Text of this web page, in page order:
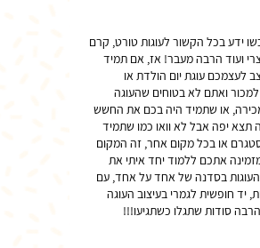
ידע בכל הקשור לעוגות טורט, קרם
ועוד הרבה מעבר! אז, אם תמיד
לעצמכם עוגת יום הולדת או
ואתם לא בטוחים שהעוגה
או שתמיד היה בכם את החשש
תצא יפה אבל לא וואו כמו שתמיד
או בכל מקום אחר, זה המקום
אתכם ללמוד יחד איתי את
העוגות בסדנה של אחד על אחד, עם
יד חופשית לגמרי בעיצוב העוגה